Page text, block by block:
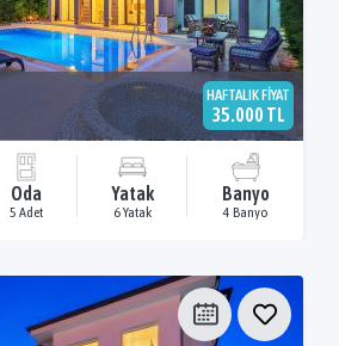
HAFTALIK FİYAT
35.000 TL
Oda
5 Adet
Yatak
6 Yatak
Banyo
4 Banyo